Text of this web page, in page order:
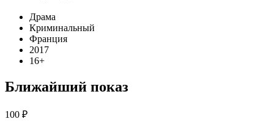
Драма
Криминальный
Франция
2017
16+
Ближайший показ
100 ₽